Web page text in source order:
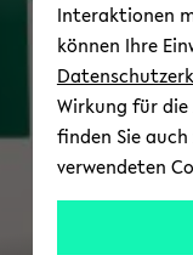
Interaktionen
können Ihre
Wirkung für
finden Sie
verwendeten